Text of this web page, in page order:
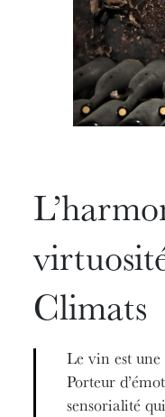
Climats
Le vin est
Porteur
sensorialité